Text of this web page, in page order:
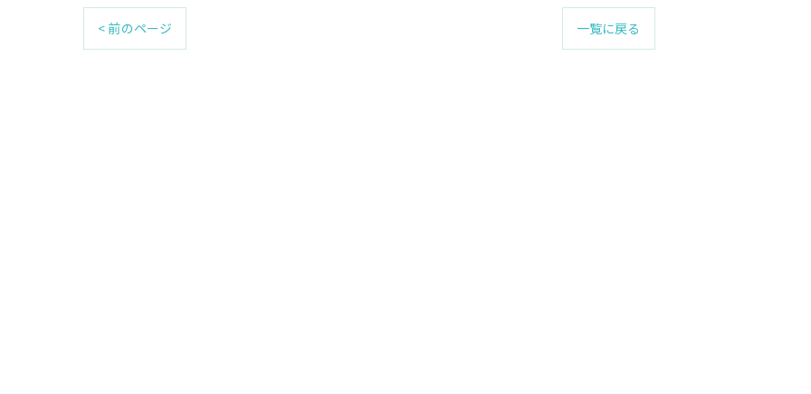
< 前のページ 一覧に戻る